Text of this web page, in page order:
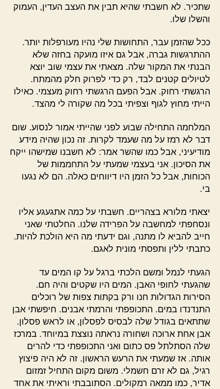
שתכיר. לא חשבתי שהיא תבין את העצב העדין, העמוק
והשלו שלו.
ככל שהזמן עבר, התחושות שלי נהיו מעורפלות יותר.
ההתרגשות גברה, אבל גם איזו מועקה בחזה שלא
הבנתי את המקור שלה. מצאתי את עצמי שוב יוצא
לטיולים קטנים לבד, רק כדי לפרוק חלק מהמתח.
הרגשתי רחוק. אבל הפעם הרגשתי רחוק מעצמי. כאילו
הייתי מחוץ לגוף וצפיתי בכל מה שקורה לי מהצד.
המלחמה התחילה שבוע לפני שהייתי אמור לנסוע. שום
דבר לא רמז על מה שעמד לקרות. זה נכון שהיה מידע
מודיעיני, אבל כמו שהשר אמר: לא חשבנו שמישהו ייקח
את הסיכון. אני בעצמי שמעתי על התחממות של
הכוחות, אבל כל הזמן היו דיווחים כאלה. הם לא נגעו
בי.
יצאתי מלורא בצהריים. חשבתי על כמה אתגעגע אליו
ונסחפתי למחשבה על הפרידה שלנו. החלטתי שאני
חייב להביא לו מתנה, וגם ידעתי מה היא הולכת להיות.
כתבתי ללין ותפסתי מונית לאגם.
הגעתי לנמל ומשם הלכתי ברגל על קו המים עד
שהגעתי לחופי האבן. המים היו שקטים והיה חם.
הסירות הגדולות חנו ורק בקתות צפות של רוכלים
התנדנדו במים. התכופפתי והרמתי אבנים. חיפשתי אבן
שתתאים בגודל שלה לבסיס לפסלון, או לראש פסלון.
אבן אחת ארוכה ושחורה נראתה נוצצת במיוחד. במרכז
שלה הסתלתל פס כתום ואני התכופפתי כדי להרים
אותה. אז שמעתי את הרעש הראשון. זה לא היה פיצוץ
רגיל, גם לא זרם חשמלי. משום מקום התחיל זמזום
אדיר, כמו ממאה רמקולים. הסתובבתי וראיתי את אחד